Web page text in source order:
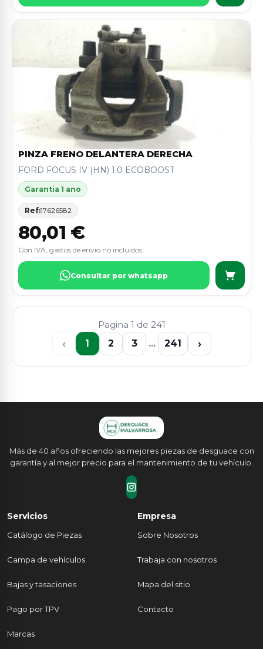
PINZA FRENO DELANTERA DERECHA
FORD FOCUS IV (HN) 1.0 ECOBOOST
Garantia 1 ano
Ref:17626582
80,01 €
Con IVA, gastos de envio no incluidos.
Consultar por whatsapp
Pagina 1 de 241
‹ 1 2 3 ... 241 ›
Más de 40 años ofreciendo las mejores piezas de desguace con
garantía y al mejor precio para el mantenimiento de tu vehículo.
Servicios
Catálogo de Piezas
Campa de vehículos
Bajas y tasaciones
Pago por TPV
Marcas
Empresa
Sobre Nosotros
Trabaja con nosotros
Mapa del sitio
Contacto